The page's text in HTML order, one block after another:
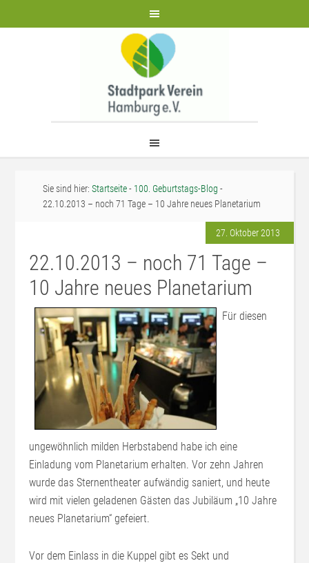
Sie sind hier:Startseite- 100. Geburtstags-Blog -
22.10.2013 – noch 71 Tage – 10 Jahre neues Planetarium
27. Oktober 2013
22.10.2013 – noch 71 Tage –
10 Jahre neues Planetarium
Für diesen
ungewöhnlich milden Herbstabend habe ich eine
Einladung vom Planetarium erhalten. Vor zehn Jahren
wurde das Sternentheater aufwändig saniert, und heute
wird mit vielen geladenen Gästen das Jubiläum „10 Jahre
neues Planetarium“ gefeiert.
Vor dem Einlass in die Kuppel gibt es Sekt und